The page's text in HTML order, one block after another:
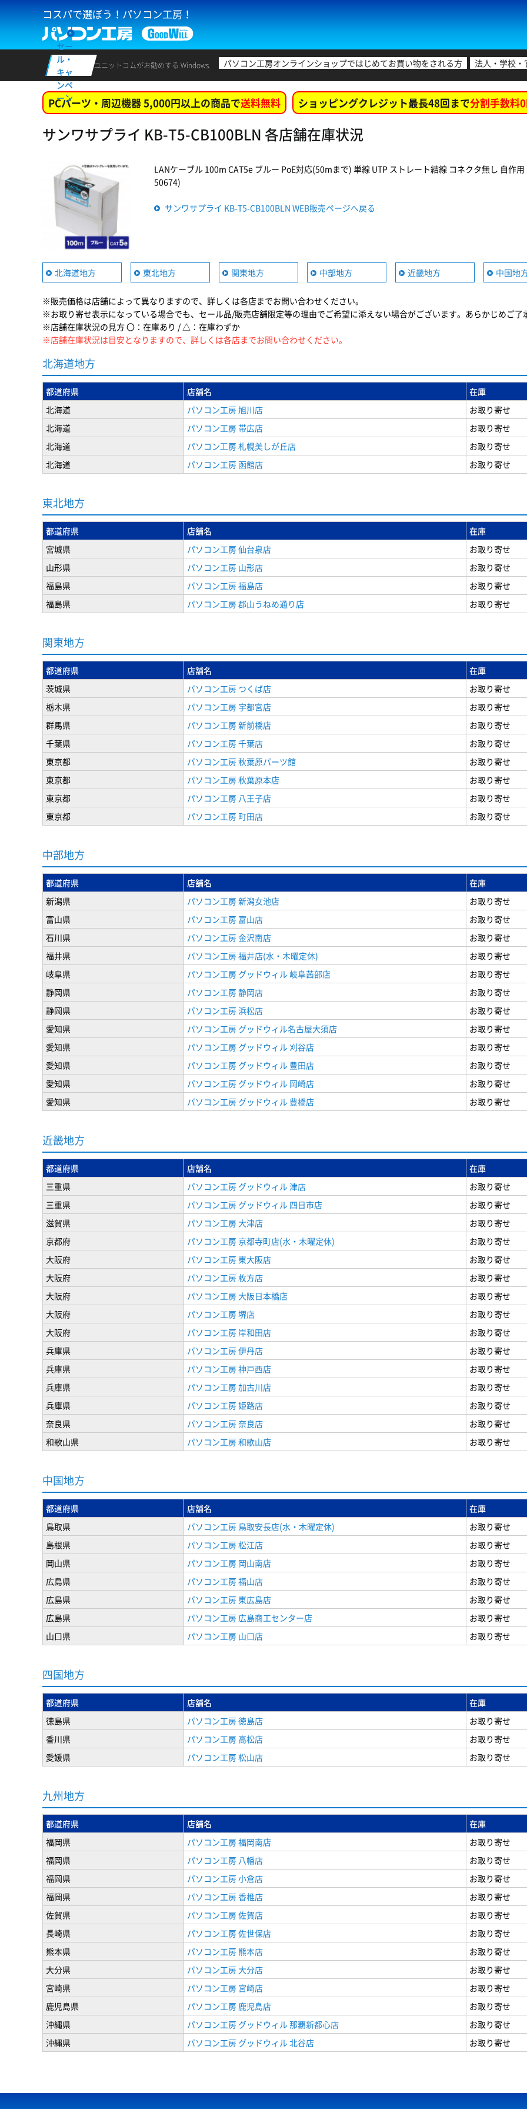
コスパで選ぼう！パソコン工房！
セー
ル・
キャ
ンペ
ーン
ユニットコムがお勧めする Windows. パソコン工房オンラインショップではじめてお買い物をされる方 法人・学校
PCパーツ・周辺機器 5,000円以上の商品で送料無料 ショッピングクレジット最長48回まで分割手数料
サンワサプライ KB-T5-CB100BLN 各店舗在庫状況
LANケーブル 100m CAT5e ブルー PoE対応(50mまで) 単線 UTP ストレート結線 コネクタ無し 自作
50674)
サンワサプライ KB-T5-CB100BLN WEB販売ページへ戻る
北海道地方 東北地方 関東地方 中部地方 近畿地方 中国地
※販売価格は店舗によって異なりますので、詳しくは各店までお問い合わせください。
※お取り寄せ表示になっている場合でも、セール品/販売店舗限定等の理由でご希望に添えない場合がございます。あらかじめご了
※店舗在庫状況の見方 〇：在庫あり / △：在庫わずか
※店舗在庫状況は目安となりますので、詳しくは各店までお問い合わせください。
北海道地方
都道府県 店舗名
在庫
北海道
パソコン工房 旭川店
お取り寄せ
北海道
パソコン工房 帯広店
お取り寄せ
北海道
パソコン⼯房 札幌美しが丘店
お取り寄せ
北海道
パソコン工房 函館店 お取り寄せ
東北地方
都道府県 店舗名
在庫
宮城県
パソコン工房 仙台泉店
お取り寄せ
山形県
パソコン工房 山形店
お取り寄せ
福島県
パソコン工房 福島店
お取り寄せ
福島県
パソコン工房 郡山うねめ通り店 お取り寄せ
関東地方
都道府県 店舗名
在庫
茨城県
パソコン工房 つくば店
お取り寄せ
栃木県
パソコン工房 宇都宮店
お取り寄せ
群馬県
パソコン工房 新前橋店
お取り寄せ
千葉県
パソコン工房 千葉店
お取り寄せ
東京都
パソコン工房 秋葉原パーツ館
お取り寄せ
東京都
パソコン工房 秋葉原本店
お取り寄せ
東京都
パソコン工房 八王子店
お取り寄せ
東京都
パソコン工房 町田店 お取り寄せ
中部地方
都道府県 店舗名
在庫
新潟県
パソコン工房 新潟女池店
お取り寄せ
富山県
パソコン工房 富山店
お取り寄せ
石川県
パソコン工房 金沢南店
お取り寄せ
福井県
パソコン工房 福井店(水・木曜定休)
お取り寄せ
岐阜県
パソコン工房 グッドウィル 岐阜茜部店
お取り寄せ
静岡県
パソコン工房 静岡店
お取り寄せ
静岡県
パソコン工房 浜松店
お取り寄せ
愛知県
パソコン工房 グッドウィル名古屋大須店
お取り寄せ
愛知県
パソコン工房 グッドウィル 刈谷店
お取り寄せ
愛知県
パソコン工房 グッドウィル 豊田店
お取り寄せ
愛知県
パソコン工房 グッドウィル 岡崎店
お取り寄せ
愛知県
パソコン工房 グッドウィル 豊橋店 お取り寄せ
近畿地方
都道府県 店舗名
在庫
三重県
パソコン工房 グッドウィル 津店
お取り寄せ
三重県
パソコン工房 グッドウィル 四日市店
お取り寄せ
滋賀県
パソコン工房 大津店
お取り寄せ
京都府
パソコン工房 京都寺町店(水・木曜定休)
お取り寄せ
大阪府
パソコン工房 東大阪店
お取り寄せ
大阪府
パソコン工房 枚方店
お取り寄せ
大阪府
パソコン工房 大阪日本橋店
お取り寄せ
大阪府
パソコン工房 堺店
お取り寄せ
大阪府
パソコン工房 岸和田店
お取り寄せ
兵庫県
パソコン工房 伊丹店
お取り寄せ
兵庫県
パソコン工房 神戸西店
お取り寄せ
兵庫県
パソコン工房 加古川店
お取り寄せ
兵庫県
パソコン工房 姫路店
お取り寄せ
奈良県
パソコン工房 奈良店
お取り寄せ
和歌山県
パソコン工房 和歌山店 お取り寄せ
中国地方
都道府県 店舗名
在庫
鳥取県
パソコン工房 鳥取安長店(水・木曜定休)
お取り寄せ
島根県
パソコン工房 松江店
お取り寄せ
岡山県
パソコン工房 岡山南店
お取り寄せ
広島県
パソコン工房 福山店
お取り寄せ
広島県
パソコン工房 東広島店
お取り寄せ
広島県
パソコン工房 広島商工センター店
お取り寄せ
山口県
パソコン工房 山口店 お取り寄せ
四国地方
都道府県 店舗名
在庫
徳島県
パソコン工房 徳島店
お取り寄せ
香川県
パソコン工房 高松店
お取り寄せ
愛媛県
パソコン工房 松山店 お取り寄せ
九州地方
都道府県 店舗名
在庫
福岡県
パソコン工房 福岡南店
お取り寄せ
福岡県
パソコン工房 八幡店
お取り寄せ
福岡県
パソコン工房 小倉店
お取り寄せ
福岡県
パソコン工房 香椎店
お取り寄せ
佐賀県
パソコン工房 佐賀店
お取り寄せ
長崎県
パソコン工房 佐世保店
お取り寄せ
熊本県
パソコン工房 熊本店
お取り寄せ
大分県
パソコン工房 大分店
お取り寄せ
宮崎県
パソコン工房 宮崎店
お取り寄せ
鹿児島県
パソコン工房 鹿児島店
お取り寄せ
沖縄県
パソコン工房 グッドウィル 那覇新都心店
お取り寄せ
沖縄県
パソコン工房 グッドウィル 北谷店 お取り寄せ